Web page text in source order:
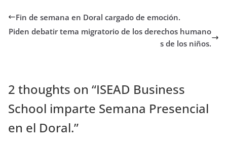
Fin de semana en Doral cargado de emoción.
Piden debatir tema migratorio de los derechos humano
s de los niños.
2 thoughts on “ISEAD Business
School imparte Semana Presencial
en el Doral.”